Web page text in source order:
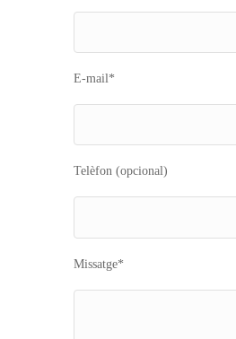
E-mail*
Telèfon (opcional)
Missatge*